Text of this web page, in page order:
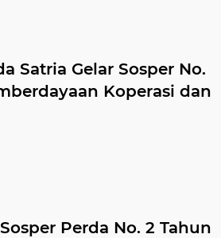
Satria Gelar Sosper No.
Koperasi dan
Perda No. 2 Tahun